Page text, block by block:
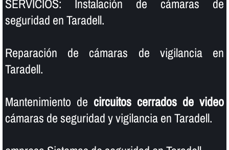
SERVICIOS: Instalación de cámaras de
seguridad en Taradell.
Reparación de cámaras de vigilancia en
Taradell.
Mantenimiento de circuitos cerrados de video
cámaras de seguridad y vigilancia en Taradell.